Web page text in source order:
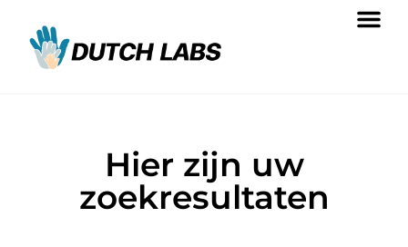
Hier zijn uw
zoekresultaten